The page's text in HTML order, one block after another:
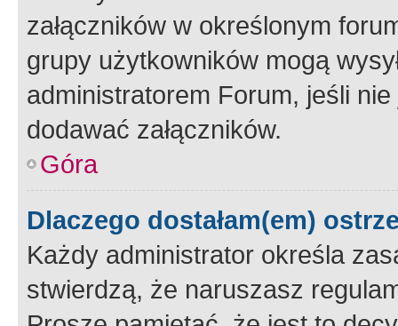
załączników w określonym
grupy użytkowników mogą
administratorem Forum, jeśli
dodawać załączników.
Góra
Dlaczego dostałam(em)
Każdy administrator określa
stwierdzą, że naruszasz